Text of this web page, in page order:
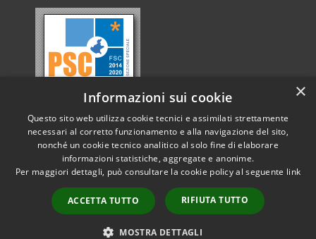
Accessibilità
Copyright © 2026 • Comune di
Conselve • Powered by
Municipium•
Accesso
redazione
×
Informazioni sui cookie
Questo sito web utilizza cookie tecnici e assimilati strettamente
necessari al corretto funzionamento e alla navigazione del sito,
nonché un cookie tecnico analitico al solo fine di elaborare
informazioni statistiche, aggregate e anonime.
Per maggiori dettagli, può consultare la cookie policy al seguente link
ACCETTA TUTTO RIFIUTA TUTTO
MOSTRA DETTAGLI